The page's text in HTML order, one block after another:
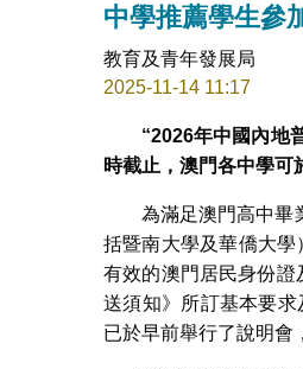
中學推薦學生參
教育及青年發展局
2025-11-14 11:17
“2026年中國內地
時截止，澳門各中學可
為滿足澳門高中畢
括暨南大學及華僑大
有效的澳門居民身份證
送須知》所訂基本要
已於早前舉行了說明會